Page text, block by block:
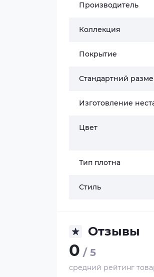
Производитель
Коллекция
Покрытие
Стандартний
Изготовление
Цвет
Тип плотна
Стиль
Отзывы
0 / 5
средний рейтинг